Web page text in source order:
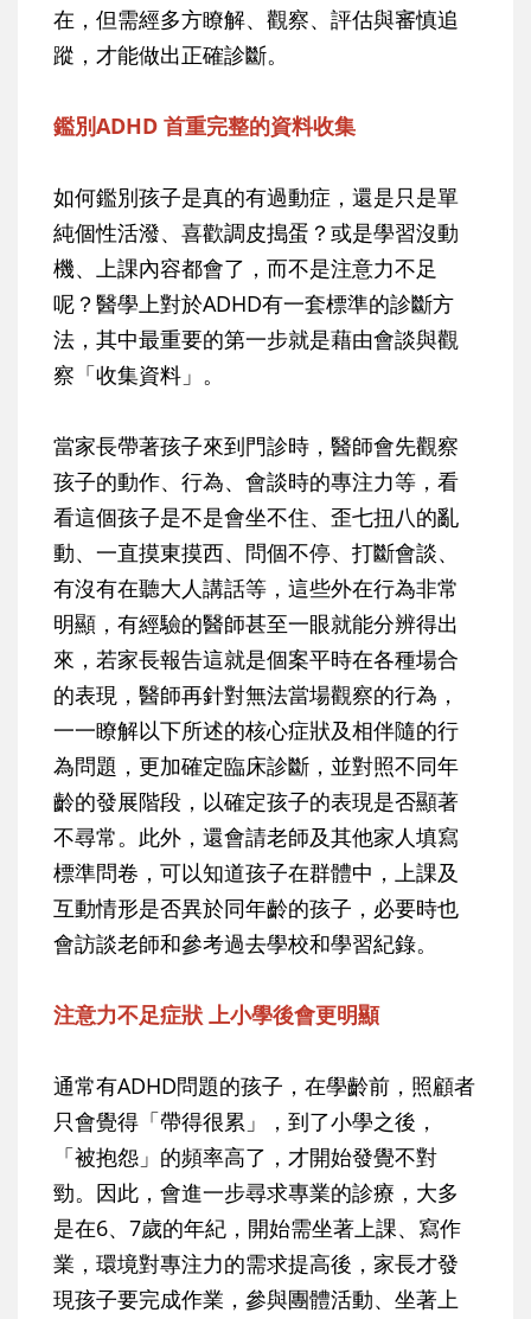
在，但需經多方瞭解、觀察、評估與審慎追
蹤，才能做出正確診斷。
鑑別ADHD 首重完整的資料收集
如何鑑別孩子是真的有過動症，還是只是單
純個性活潑、喜歡調皮搗蛋？或是學習沒動
機、上課內容都會了，而不是注意力不足
呢？醫學上對於ADHD有一套標準的診斷方
法，其中最重要的第一步就是藉由會談與觀
察「收集資料」。
當家長帶著孩子來到門診時，醫師會先觀察
孩子的動作、行為、會談時的專注力等，看
看這個孩子是不是會坐不住、歪七扭八的亂
動、一直摸東摸西、問個不停、打斷會談、
有沒有在聽大人講話等，這些外在行為非常
明顯，有經驗的醫師甚至一眼就能分辨得出
來，若家長報告這就是個案平時在各種場合
的表現，醫師再針對無法當場觀察的行為，
一一瞭解以下所述的核心症狀及相伴隨的行
為問題，更加確定臨床診斷，並對照不同年
齡的發展階段，以確定孩子的表現是否顯著
不尋常。此外，還會請老師及其他家人填寫
標準問卷，可以知道孩子在群體中，上課及
互動情形是否異於同年齡的孩子，必要時也
會訪談老師和參考過去學校和學習紀錄。
注意力不足症狀 上小學後會更明顯
通常有ADHD問題的孩子，在學齡前，照顧者
只會覺得「帶得很累」，到了小學之後，
「被抱怨」的頻率高了，才開始發覺不對
勁。因此，會進一步尋求專業的診療，大多
是在6、7歲的年紀，開始需坐著上課、寫作
業，環境對專注力的需求提高後，家長才發
現孩子要完成作業，參與團體活動、坐著上